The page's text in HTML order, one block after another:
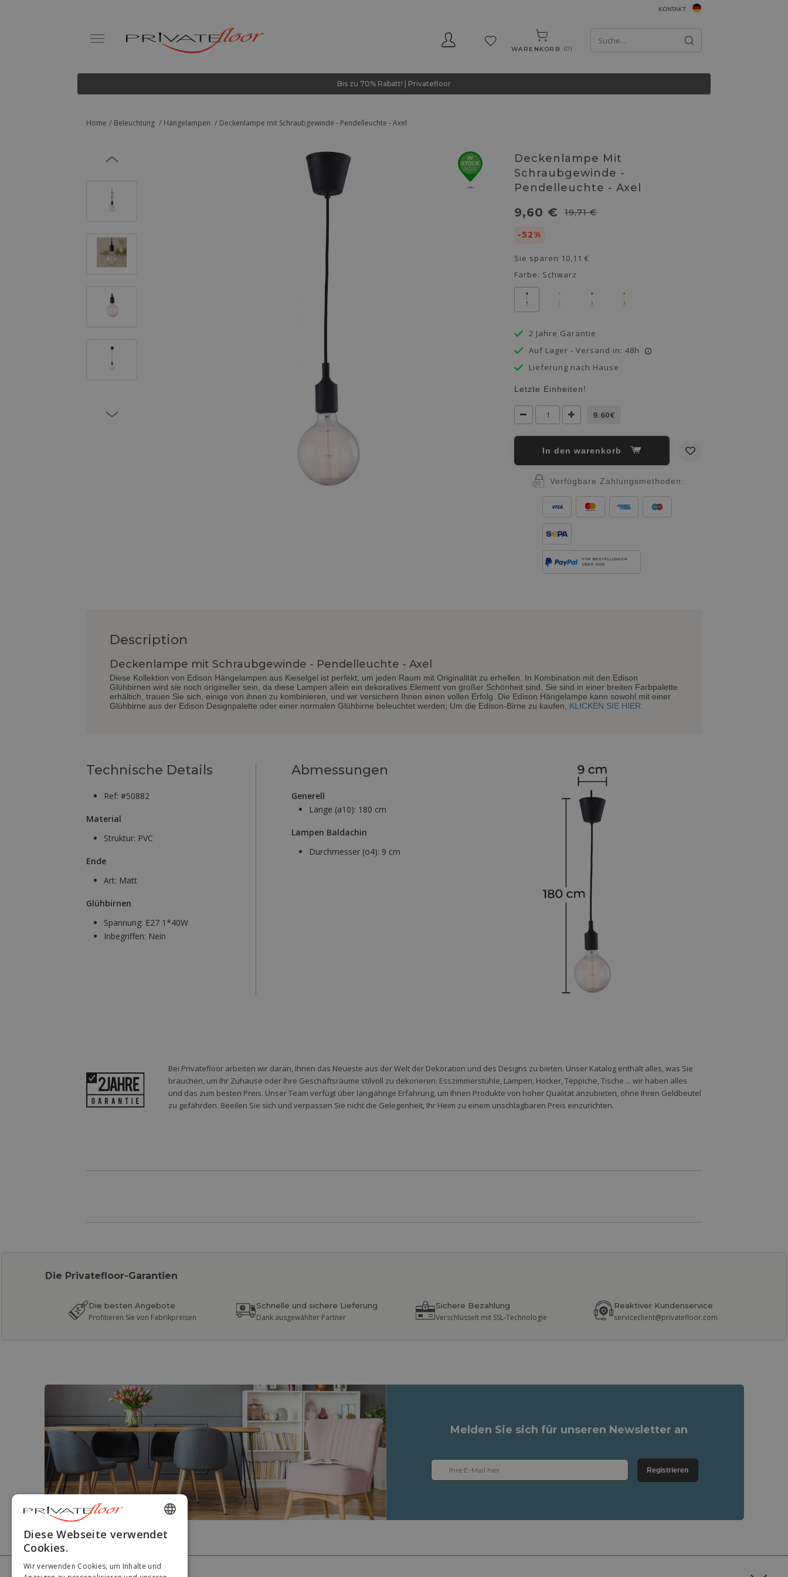
KONTAKT
WARENKORB 0
Bis zu 70% Rabatt! | Privatefloor
Home Beleuchtung Hängelampen Deckenlampe mit Schraubgewinde - Pendelleuchte - Axel
Deckenlampe Mit
Schraubgewinde -
Pendelleuchte - Axel
9,60 € 19,71 €
-52%
Sie sparen 10,11 €
Farbe: Schwarz
2 Jahre Garantie
Auf Lager - Versand in: 48h
i
Lieferung nach Hause
Letzte Einheiten!
9.60€
in den warenkorb
Verfügbare Zahlungsmethoden:
FÜR BESTELLUNGEN
ÜBER 500€
Description
Deckenlampe mit Schraubgewinde - Pendelleuchte - Axel
Diese Kollektion von Edison Hängelampen aus Kieselgel ist perfekt, um jeden Raum mit Originalität zu erhellen. In Kombination mit den Edison
Glühbirnen wird sie noch origineller sein, da diese Lampen allein ein dekoratives Element von großer Schönheit sind. Sie sind in einer breiten Farbpalette
erhältich, trauen Sie sich, einige von ihnen zu kombinieren, und wir versichern Ihnen einen vollen Erfolg. Die Edison Hängelampe kann sowohl mit einer
Glühbirne aus der Edison Designpalette oder einer normalen Glühbirne beleuchtet werden; Um die Edison-Birne zu kaufen, KLICKEN SIE HIER.
Technische Details
Ref: #50882
Material
Struktur: PVC
Ende
Art: Matt
Glühbirnen
Spannung: E27 1*40W
Inbegriffen: Nein
Abmessungen
Generell
Länge (a10): 180 cm
Lampen Baldachin
Durchmesser (o4): 9 cm
Bei Privatefloor arbeiten wir daran, Ihnen das Neueste aus der Welt der Dekoration und des Designs zu bieten. Unser Katalog enthält alles, was Sie
brauchen, um Ihr Zuhause oder Ihre Geschäftsräume stilvoll zu dekorieren: Esszimmerstühle, Lampen, Hocker, Teppiche, Tische ... wir haben alles
und das zum besten Preis. Unser Team verfügt über langjährige Erfahrung, um Ihnen Produkte von hoher Qualität anzubieten, ohne Ihren Geldbeutel
zu gefährden. Beeilen Sie sich und verpassen Sie nicht die Gelegenheit, Ihr Heim zu einem unschlagbaren Preis einzurichten.
Die Privatefloor-Garantien
Die besten Angebote
Profitieren Sie von Fabrikpreisen
Schnelle und sichere Lieferung
Dank ausgewählter Partner
Sichere Bezahlung
Verschlüsselt mit SSL-Technologie
Reaktiver Kundenservice
serviceclient@privatefloor.com
Melden Sie sich für unseren Newsletter an
Registrieren
PRIVATEFLOOR
ENGLISH
DUTCH
Diese Webseite verwendet
Cookies.
Wir verwenden Cookies, um Inhalte und